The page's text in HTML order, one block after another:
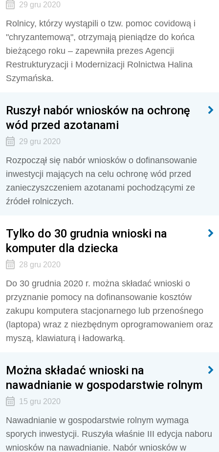
29 gru 2020
Rolnicy, którzy wystąpili o tzw. pomoc covidową i
"chryzantemową", otrzymają pieniądze do końca
bieżącego roku – zapewniła prezes Agencji
Restrukturyzacji i Modernizacji Rolnictwa Halina
Szymańska.
Ruszył nabór wniosków na ochronę
wód przed azotanami
29 gru 2020
Rozpoczął się nabór wniosków o dofinansowanie
inwestycji mających na celu ochronę wód przed
zanieczyszczeniem azotanami pochodzącymi ze
źródeł rolniczych.
Tylko do 30 grudnia wnioski na
komputer dla dziecka
28 gru 2020
Do 30 grudnia 2020 r. można składać wnioski o
przyznanie pomocy na dofinansowanie kosztów
zakupu komputera stacjonarnego lub przenośnego
(laptopa) wraz z niezbędnym oprogramowaniem oraz
myszą, klawiaturą i ładowarką.
Można składać wnioski na
nawadnianie w gospodarstwie rolnym
15 gru 2020
Nawadnianie w gospodarstwie rolnym wymaga
sporych inwestycji. Ruszyła właśnie III edycja naboru
wniosków na nawadnianie. Nabór wniosków w